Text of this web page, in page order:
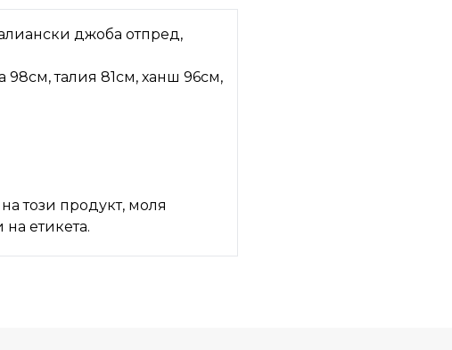
джоба отпред,
талия 81см, ханш 96см,
този продукт, моля
етикета.